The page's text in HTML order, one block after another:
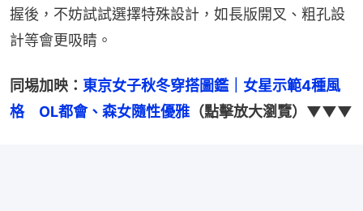
握後，不妨試試選擇特殊設計，如長版開叉、粗孔設
計等會更吸睛。
同埸加映： 東京女子秋冬穿搭圖鑑｜女星示範4種風
格　OL都會、森女隨性優雅 （點擊放大瀏覽）▼▼▼